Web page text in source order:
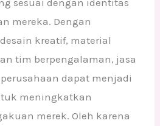
sesuai dengan identitas
mereka. Dengan
kreatif, material
tim berpengalaman, jasa
dapat menjadi
meningkatkan
merek. Oleh karena